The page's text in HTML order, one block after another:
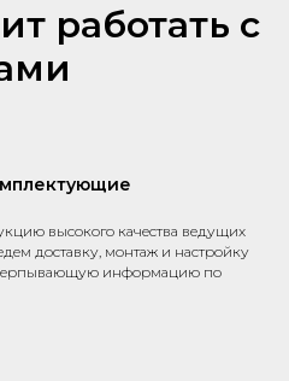
работать с
высокого качества ведущих
доставку, монтаж и настройку
информацию по